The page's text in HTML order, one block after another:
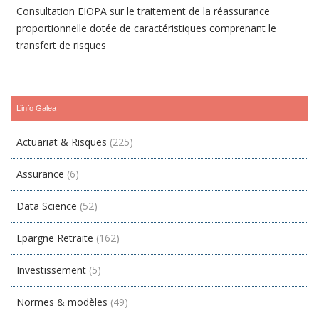
Consultation EIOPA sur le traitement de la réassurance
proportionnelle dotée de caractéristiques comprenant le
transfert de risques
L’info Galea
Actuariat & Risques (225)
Assurance (6)
Data Science (52)
Epargne Retraite (162)
Investissement (5)
Normes & modèles (49)